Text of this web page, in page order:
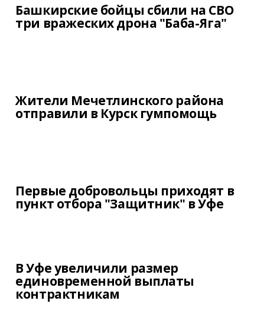
Башкирские бойцы сбили на СВО
три вражеских дрона "Баба-Яга"
Жители Мечетлинского района
отправили в Курск гумпомощь
Первые добровольцы приходят в
пункт отбора "Защитник" в Уфе
В Уфе увеличили размер
единовременной выплаты
контрактникам